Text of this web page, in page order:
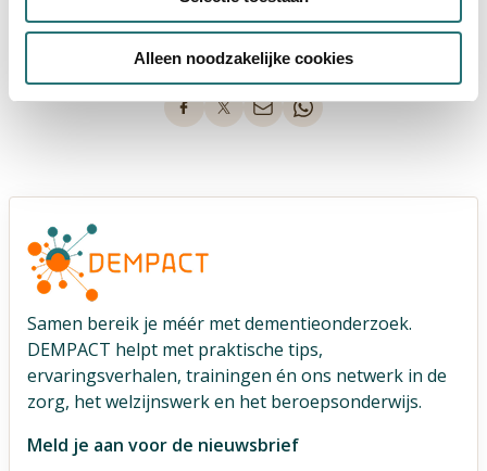
Alleen noodzakelijke cookies
Samen bereik je méér met dementieonderzoek.
DEMPACT helpt met praktische tips,
ervaringsverhalen, trainingen én ons netwerk in de
zorg, het welzijnswerk en het beroepsonderwijs.
Meld je aan voor de nieuwsbrief